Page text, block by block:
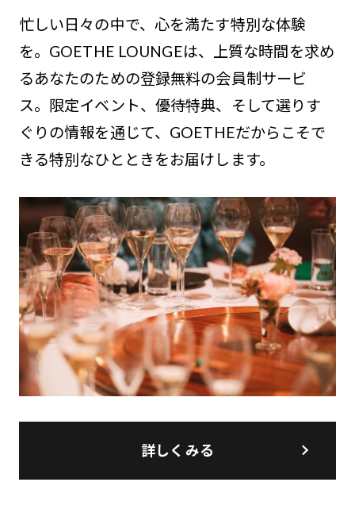
忙しい日々の中で、心を満たす特別な体験
を。GOETHE LOUNGEは、上質な時間を求め
るあなたのための登録無料の会員制サービ
ス。限定イベント、優待特典、そして選りす
ぐりの情報を通じて、GOETHEだからこそで
きる特別なひとときをお届けします。
詳しくみる